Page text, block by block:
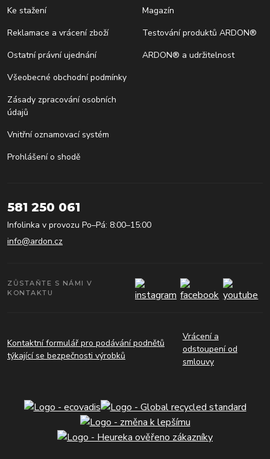
Ke stažení
Reklamace a vrácení zboží
Ostatní právní ujednání
Všeobecné obchodní podmínky
Zásady zpracování osobních
údajů
Vnitřní oznamovací systém
Prohlášení o shodě
Magazín
Testování produktů ARDON®
ARDON® a udržitelnost
581 250 061
Infolinka v provozu Po–Pá: 8:00–15:00
info@ardon.cz
ZŮSTAŇTE S NÁMI V
KONTAKTU
Kontaktní formulář pro podávání podnětů
týkající se bezpečnosti výrobků
Vrácení a
odstoupení od
smlouvy